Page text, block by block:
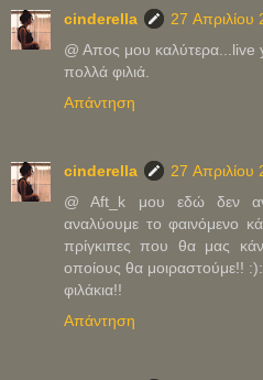
cinderella
27 Απριλίου
@ Απος μου
πολλά φιλιά.
Απάντηση
cinderella
27 Απριλίου
@ Αft_k μου εδώ δεν
αναλύουμε το φαινόμενο
πρίγκιπες που θα μας
οποίους θα μοιραστούμε!!
φιλάκια!!
Απάντηση